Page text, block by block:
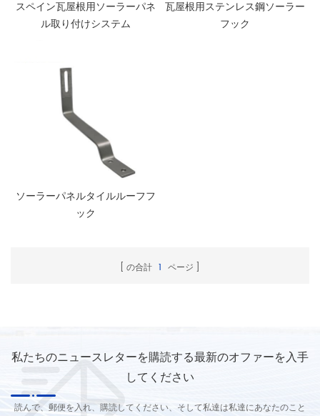
スペイン瓦屋根用ソーラーパネ
ル取り付けシステム
瓦屋根用ステンレス鋼ソーラー
フック
ソーラーパネルタイルルーフフ
ック
の合計 1 ページ
私たちのニュースレターを購読する最新のオファーを入手
してください
読んで、郵便を入れ、購読してください、そして私達は私達にあなたのこと